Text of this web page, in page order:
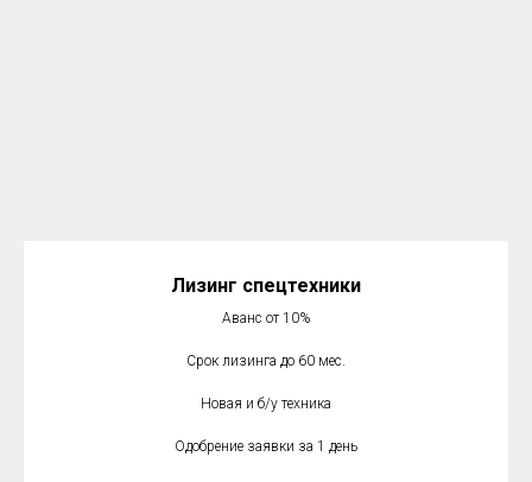
Лизинг спецтехники
Аванс от 10%
Срок лизинга до 60 мес.
Новая и б/у техника
Одобрение заявки за 1 день